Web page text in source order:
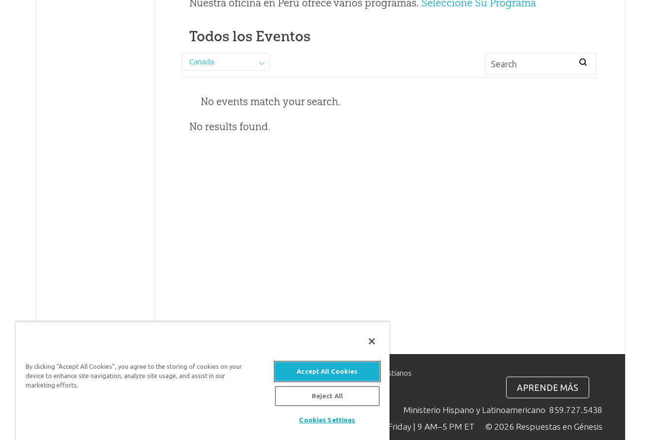
Nuestra oficina en Perú ofrece varios programas. Seleccione Su Programa
Todos los Eventos
Canada
No events match your search.
No results found.
Respuestas en Génesis es un ministerio de apologética, dedicado a ayudar a los cristianos
defender su fe y proclamar el evangelio de Jesucristo.
APRENDE MÁS
Ministerio Hispano y Latinoamericano 859.727.5438
Available Monday–Friday | 9 AM–5 PM ET
© 2026 Respuestas en Génesis
By clicking “Accept All Cookies”, you agree to the storing of cookies on your
device to enhance site navigation, analyze site usage, and assist in our
marketing efforts.
Accept All Cookies
Reject All
Cookies Settings